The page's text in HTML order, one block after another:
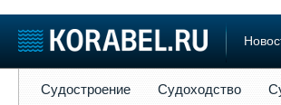
Судостроение Судоходство